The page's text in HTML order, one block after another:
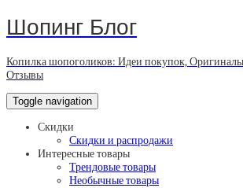
Шопинг Блог
Копилка шопоголиков: Идеи покупок,
Отзывы
Toggle navigation
Скидки
Скидки и распродажи
Интересные товары
Трендовые товары
Необычные товары